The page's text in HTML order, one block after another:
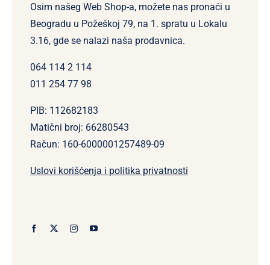
Osim našeg Web Shop-a, možete nas pronaći u
Beogradu u Požeškoj 79, na 1. spratu u Lokalu
3.16, gde se nalazi naša prodavnica.
064 114 2 114
011 254 77 98
PIB: 112682183
Matični broj: 66280543
Račun: 160-6000001257489-09
Uslovi korišćenja i politika privatnosti